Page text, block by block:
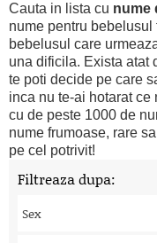
Cauta in lista cu nume
nume pentru
bebelusul care
una dificila. Exista atat
te poti decide pe care
inca nu te-ai hotarat
cu de peste 1000 de
nume frumoase, rare
pe cel potrivit!
Filtreaza dupa:
Sex